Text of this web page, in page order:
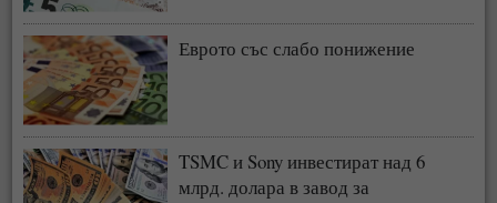
Еврото със слабо понижение
TSMC и Sony инвестират над 6
млрд. долара в завод за